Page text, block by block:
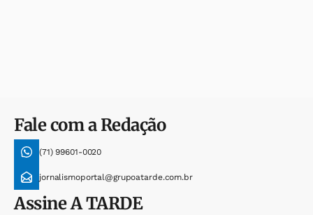
Fale com a Redação
(71) 99601-0020
jornalismoportal@grupoatarde.com.br
AssineA TARDE